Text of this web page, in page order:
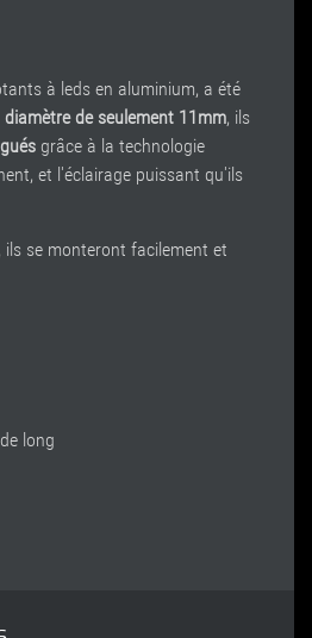
à leds en aluminium, a été
diamètre de seulement 11mm, ils
grâce à la technologie
et l'éclairage puissant qu'ils
ils se monteront facilement et
long